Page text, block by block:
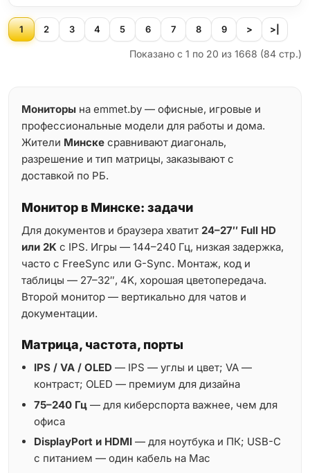
1 2 3 4 5 6 7 8 9 > >|
Показано с 1 по 20 из 1668 (84 стр.)
Мониторы на emmet.by — офисные, игровые и
профессиональные модели для работы и дома.
Жители Минске сравнивают диагональ,
разрешение и тип матрицы, заказывают с
доставкой по РБ.
Монитор в Минске: задачи
Для документов и браузера хватит 24–27″ Full HD
или 2K с IPS. Игры — 144–240 Гц, низкая задержка,
часто с FreeSync или G-Sync. Монтаж, код и
таблицы — 27–32″, 4K, хорошая цветопередача.
Второй монитор — вертикально для чатов и
документации.
Матрица, частота, порты
IPS / VA / OLED — IPS — углы и цвет; VA —
контраст; OLED — премиум для дизайна
75–240 Гц — для киберспорта важнее, чем для
офиса
DisplayPort и HDMI — для ноутбука и ПК; USB-C
с питанием — один кабель на Mac